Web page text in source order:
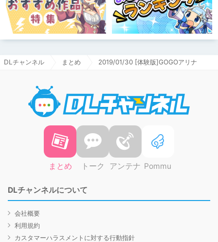
DLチャンネル まとめ 2019/01/30 [体験版]GOGOアリナ
まとめ トーク アンテナ Pommu
DLチャンネルについて
会社概要
利用規約
カスタマーハラスメントに対する行動指針